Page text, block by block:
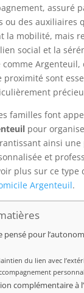
assuré
ou des auxiliaires
la mobilité, mais
social et la
Argenteuil,
proximité sont
familles font
pour
ainsi une
et
plus sur ce type
Argenteuil.
pensé pour
du lien avec
complémentaire à